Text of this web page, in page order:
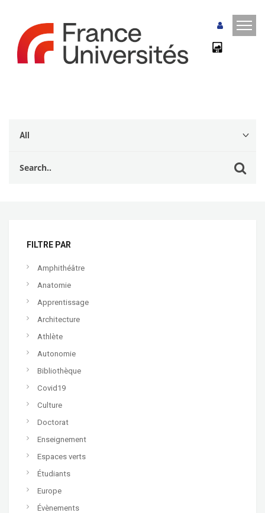
FILTRE PAR
Amphithéâtre
Anatomie
Apprentissage
Architecture
Athlète
Autonomie
Bibliothèque
Covid19
Culture
Doctorat
Enseignement
Espaces verts
Étudiants
Europe
Évènements